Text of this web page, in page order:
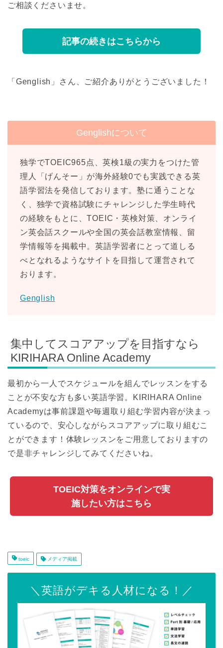
ご相談くださいませ。
記事の続きはこちらから
「Genglish」さん、ご紹介ありがとうございました！
Genglishについて
独学でTOEIC965点、英検1級の実力をつけた管
理人「げんそー」が海外経験0でも実践できる英
語学習法を発信しております。塾に通うことな
く、独学で資格試験にチャレンジした学生時代
の経験をもとに、TOEIC・英検対策、オンライ
ン英会話スクールや全国の英会話教室情報、留
学情報等を掲載中。英語学習者にとって道しる
べとなれるようなサイトを目指して運営されて
おります。
Genglish
集中してスコアアップを目指すなら
KIRIHARA Online Academy
最初から一人でスケジュールを組んでレッスンをする
ことが不安な方も多い英語学習。KIRIHARA Online
Academyは事前課題や毎週取り組む学習内容が決まっ
ているので、安心しながらスコアアップに取り組むこ
とができます！体験レッスンをご用意しておりますの
で是非チャレンジしてみてくださいね。
TOEIC対策をオンラインで実
施したい方はこちら
toeic メディア掲載
＼英語がデキる人材になる！／